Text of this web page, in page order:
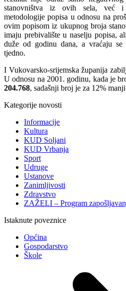
stanovništva iz ovih sela, već i
metodologije popisa u odnosu na
ovim popisom iz ukupnog broja
imaju prebivalište u naselju popisa,
duže od godinu dana, a vraćaju se
tjedno.
I Vukovarsko-srijemska županija
U odnosu na 2001. godinu, kada je
204.768, sadašnji broj je za 12%
Kategorije novosti
Informacije
Kultura
KUD Soljani
KUD Vrbanja
Sport
Udruge
Ustanove
Zanimljivosti
Zdravstvo
ZAŽELI – Program
Istaknute poveznice
Općina
Gospodarstvo
Škole